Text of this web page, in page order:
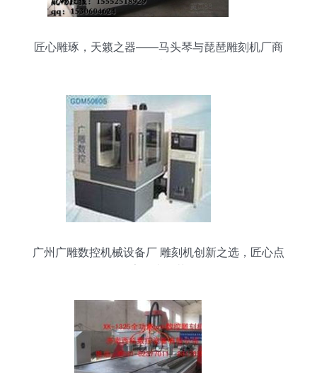
匠心雕琢，天籁之器——马头琴与琵琶雕刻机厂商
广州广雕数控机械设备厂 雕刻机创新之选，匠心点